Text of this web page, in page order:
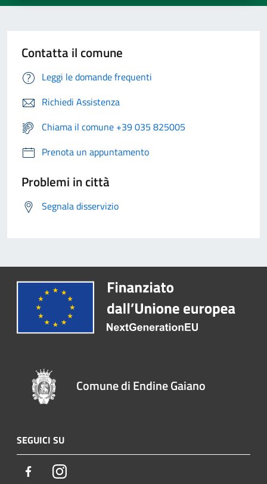
Contatta il comune
Leggi le domande frequenti
Richiedi Assistenza
Chiama il comune +39 035 825005
Prenota un appuntamento
Problemi in città
Segnala disservizio
Comune di Endine Gaiano
SEGUICI SU
FacebookInstagram